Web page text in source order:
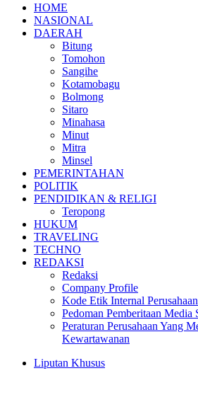
HOME
NASIONAL
DAERAH
Bitung
Tomohon
Sangihe
Kotamobagu
Bolmong
Sitaro
Minahasa
Minut
Mitra
Minsel
PEMERINTAHAN
POLITIK
PENDIDIKAN & RELIGI
Teropong
HUKUM
TRAVELING
TECHNO
REDAKSI
Redaksi
Company Profile
Kode Etik Internal
Pedoman Pemberitaan Media
Peraturan Perusahaan Yang
Kewartawanan
Liputan Khusus